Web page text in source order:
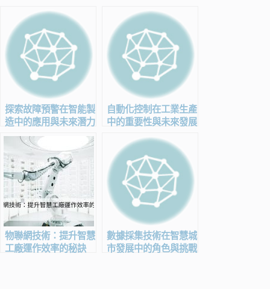
探索故障預警在智能製
造中的應用與未來潛力
自動化控制在工業生產
中的重要性與未來發展
物聯網技術：提升智慧
工廠運作效率的秘訣
數據採集技術在智慧城
市發展中的角色與挑戰